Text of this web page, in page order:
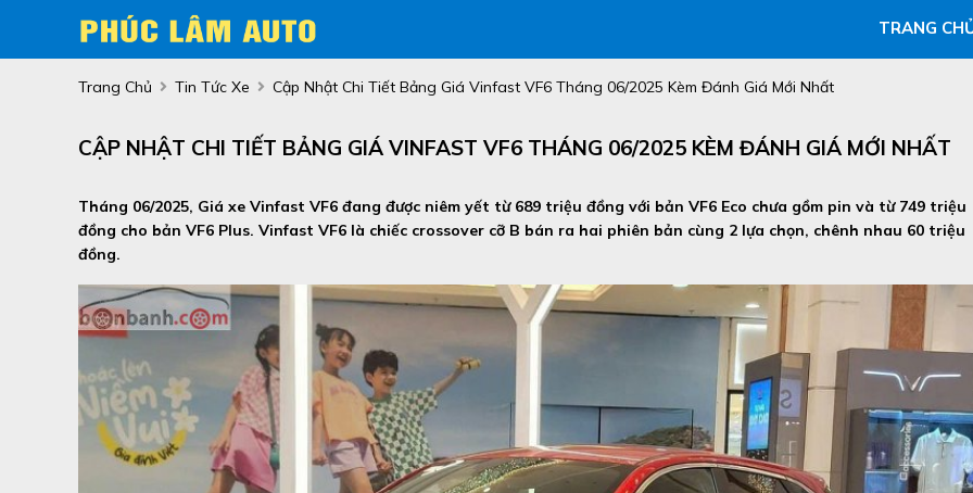
TRANG
Trang Chủ Tin Tức Xe Cập Nhật Chi Tiết Bảng Giá Vinfast VF6 Tháng 06/2025 Kèm Đánh Giá Mới Nhất
CẬP NHẬT CHI TIẾT BẢNG GIÁ VINFAST VF6 THÁNG 06/2025 KÈM ĐÁNH GIÁ MỚI NHẤT
Tháng 06/2025, Giá xe Vinfast VF6 đang được niêm yết từ 689 triệu đồng với bản VF6 Eco chưa gồm pin và từ 749 triệu
đồng cho bản VF6 Plus. Vinfast VF6 là chiếc crossover cỡ B bán ra hai phiên bản cùng 2 lựa chọn, chênh nhau 60 triệu
đồng.